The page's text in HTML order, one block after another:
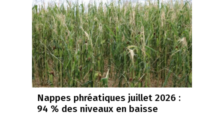
Nappes phréatiques juillet 2026 :
94 % des niveaux en baisse